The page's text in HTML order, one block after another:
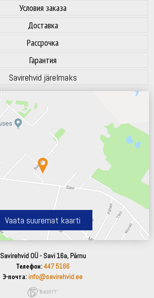
Условия заказа
Доставка
Рассрочка
Гарантия
Savirehvid järelmaks
Vaata suuremat kaarti
Savirehvid OÜ - Savi 16a, Pärnu
Телефон:447 5166
Э-почта: info@savirehvid.ee